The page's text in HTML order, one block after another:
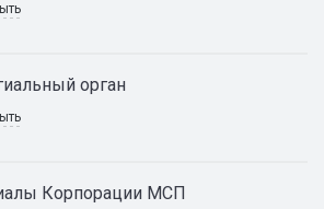
орган
Корпорации МСП